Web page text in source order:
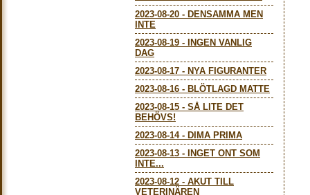
2023-08-20 - DENSAMMA MEN
INTE
2023-08-19 -
INGEN VANLIG
DAG
2023-08-17 - NYA FIGURANTER
2023-08-16 - BLÖTLAGD MATTE
2023-08-15 - SÅ LITE DET
BEHÖVS!
2023-08-14- DIMA PRIMA
2023-08-13 -
INGET ONT SOM
INTE...
2023-08-12 - AKUT TILL
VETERINÄREN